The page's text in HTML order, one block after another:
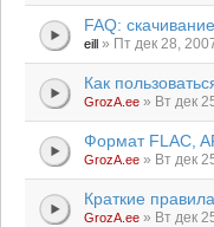
FAQ:
eill » Пт дек 28,
Как
GrozA.ee » Вт дек
Формат FLAC,
GrozA.ee » Вт дек
Краткие
GrozA.ee » Вт дек